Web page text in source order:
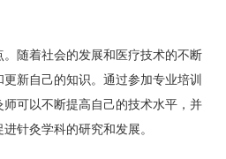
随着社会的发展和医疗技术的不断
新自己的知识。通过参加专业培训
可以不断提高自己的技术水平，并
针灸学科的研究和发展。